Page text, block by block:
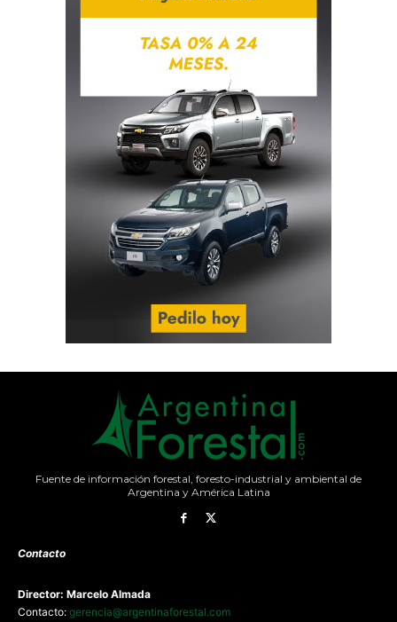
Fuente de información forestal, foresto-industrial y ambiental de
Argentina y América Latina
Contacto
Director: Marcelo Almada
Contacto: gerencia@argentinaforestal.com